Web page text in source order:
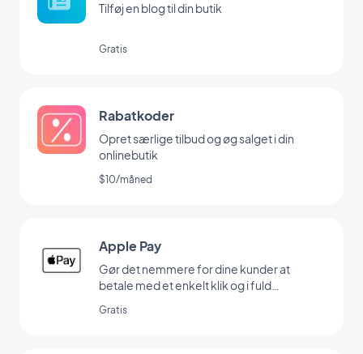
Tilføj en blog til din butik
Gratis
Rabatkoder
Opret særlige tilbud og øg salget i din
onlinebutik
$10/måned
Apple Pay
Gør det nemmere for dine kunder at
betale med et enkelt klik og i fuld
Gratis